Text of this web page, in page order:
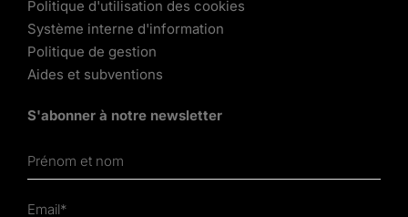
Politique d'utilisation des cookies
Système interne d'information
Politique de gestion
Aides et subventions
S'abonner à notre newsletter